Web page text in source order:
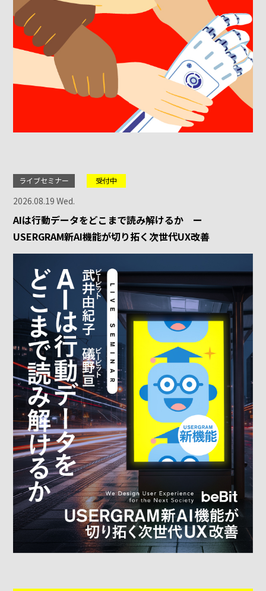
ライブセミナー 受付中
2026.08.19 Wed.
AIは行動データをどこまで読み解けるか ー
USERGRAM新AI機能が切り拓く次世代UX改善